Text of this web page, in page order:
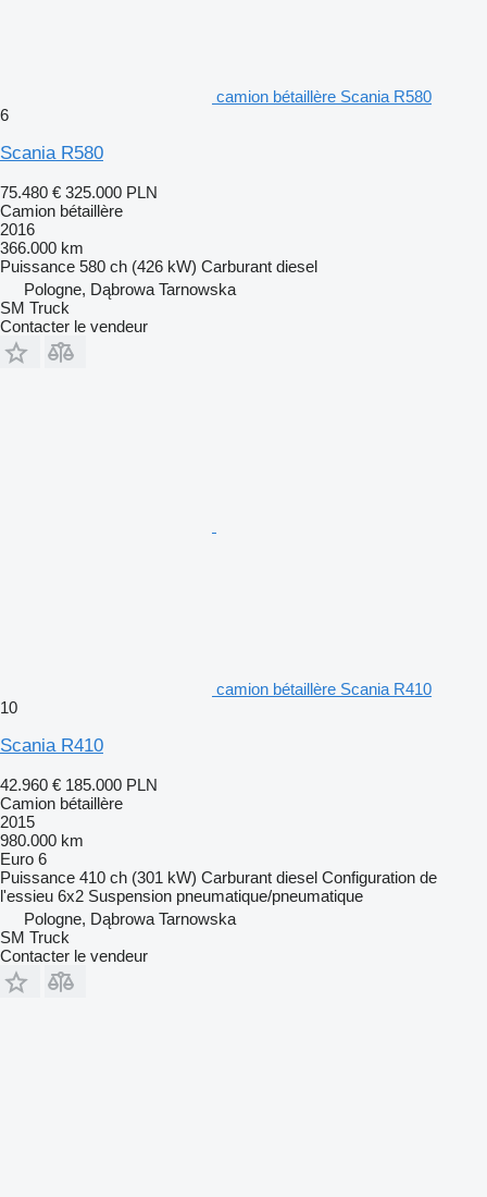
camion bétaillère Scania R580
6
Scania R580
75.480 € 325.000 PLN
Camion bétaillère
2016
366.000 km
Puissance 580 ch (426 kW) Carburant diesel
Pologne, Dąbrowa Tarnowska
SM Truck
Contacter le vendeur
camion bétaillère Scania R410
10
Scania R410
42.960 € 185.000 PLN
Camion bétaillère
2015
980.000 km
Euro 6
Puissance 410 ch (301 kW) Carburant diesel Configuration de
l'essieu 6x2 Suspension pneumatique/pneumatique
Pologne, Dąbrowa Tarnowska
SM Truck
Contacter le vendeur